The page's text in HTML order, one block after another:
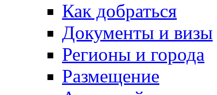
Как добраться
Документы и визы
Регионы и города
Размещение